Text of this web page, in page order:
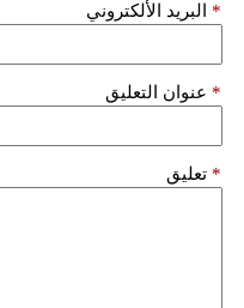
البريد الألكتروني *
عنوان التعليق *
تعليق *